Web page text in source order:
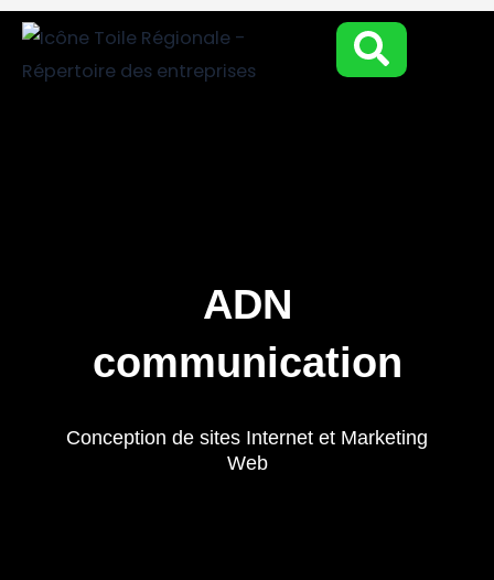
Aller
contenu
ADN
communication
Conception de sites Internet et Marketing
Web